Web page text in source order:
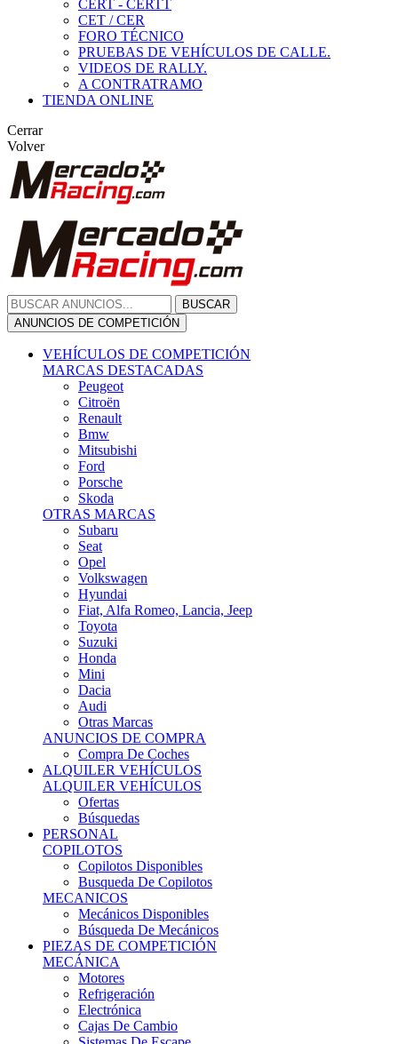
CERT - CERTT
CET / CER
FORO TÉCNICO
PRUEBAS DE VEHÍCULOS DE CALLE.
VIDEOS DE RALLY.
A CONTRATRAMO
TIENDA ONLINE
Cerrar
Volver
BUSCAR
ANUNCIOS DE COMPETICIÓN
VEHÍCULOS DE COMPETICIÓN
MARCAS DESTACADAS
Peugeot
Citroën
Renault
Bmw
Mitsubishi
Ford
Porsche
Skoda
OTRAS MARCAS
Subaru
Seat
Opel
Volkswagen
Hyundai
Fiat, Alfa Romeo, Lancia, Jeep
Toyota
Suzuki
Honda
Mini
Dacia
Audi
Otras Marcas
ANUNCIOS DE COMPRA
Compra De Coches
ALQUILER VEHÍCULOS
ALQUILER VEHÍCULOS
Ofertas
Búsquedas
PERSONAL
COPILOTOS
Copilotos Disponibles
Busqueda De Copilotos
MECANICOS
Mecánicos Disponibles
Búsqueda De Mecánicos
PIEZAS DE COMPETICIÓN
MECÁNICA
Motores
Refrigeración
Electrónica
Cajas De Cambio